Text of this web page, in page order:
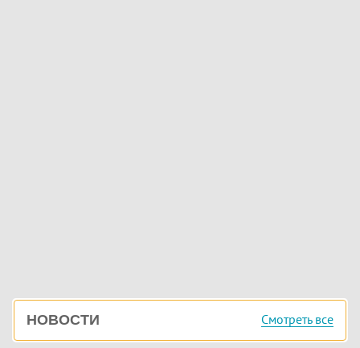
Боковая
панель
НОВОСТИ Смотреть все